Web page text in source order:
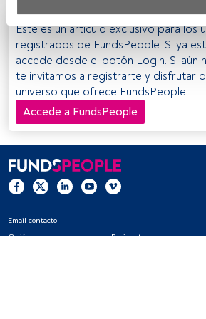
datos para proporcionar:
Utilizar datos de localización
activamente las características del
identificación. Almacenar la
y/o acceder a ella.
Este es un artículo exclusivo para los
registrados de FundsPeople. Si ya
accede desde el botón Login. Si aún
te invitamos a registrarte y disfrutar
universo que ofrece FundsPeople.
Accede a FundsPeople
Email contacto
Quiénes somos
Regístrate